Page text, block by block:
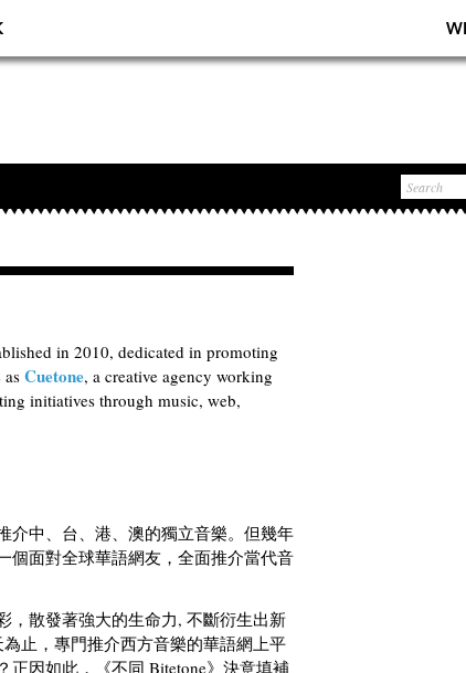
in 2010, dedicated in promoting
Cuetone, a creative agency working
initiatives through music, web,
介中、台、港、澳的獨立音樂。但幾年
個面對全球華語網友，全面推介當代音
，散發著強大的生命力, 不斷衍生出新
止，專門推介西方音樂的華語網上平
因如此，《不同 Bitetone》決意填補